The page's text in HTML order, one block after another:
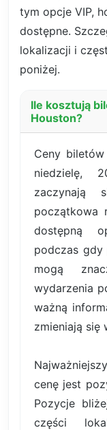
tym opcje VIP,
dostępne.
lokalizacji i
poniżej.
Ile kosztują
Houston?
Ceny
niedzielę,
zaczynają
początkowa
dostępną
podczas
mogą
wydarzenia
ważną
zmieniają się
cenę jest
Pozycje
części